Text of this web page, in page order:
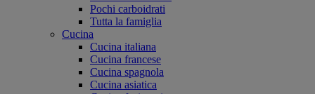
Pochi carboidrati
Tutta la famiglia
Cucina
Cucina italiana
Cucina francese
Cucina spagnola
Cucina asiatica